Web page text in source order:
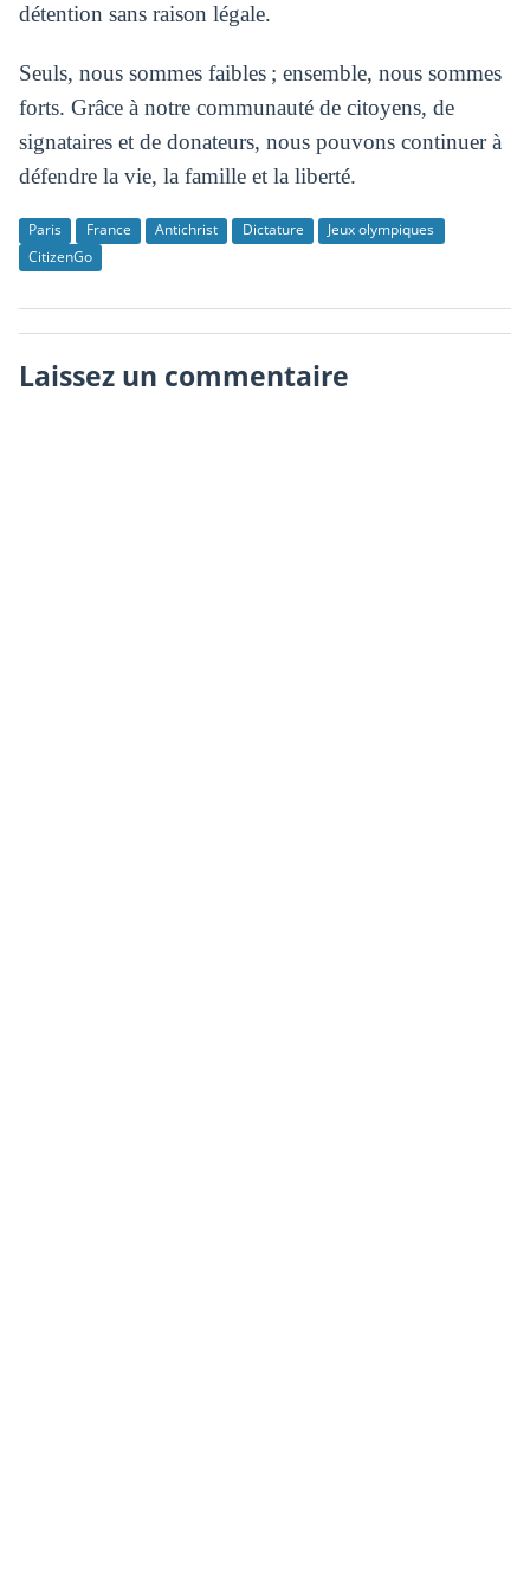
détention sans raison légale.
Seuls, nous sommes faibles ; ensemble, nous sommes
forts. Grâce à notre communauté de citoyens, de
signataires et de donateurs, nous pouvons continuer à
défendre la vie, la famille et la liberté.
Paris France Antichrist Dictature
Jeux olympiques
CitizenGo
Laissez un commentaire